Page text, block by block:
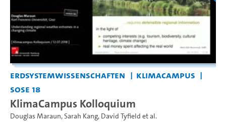
Erdsystemwissenschaften
KlimaCampus
SoSe 18
KlimaCampus Kolloquium
Douglas Maraun,Sarah Kang, David Tyfield et al.